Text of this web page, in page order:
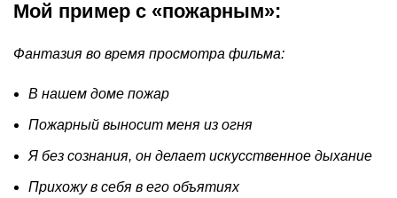
Мой пример с «пожарным»:
Фантазия во время просмотра фильма:
В нашем доме пожар
Пожарный выносит меня из огня
Я без сознания, он делает искусственное дыхание
Прихожу в себя в его объятиях